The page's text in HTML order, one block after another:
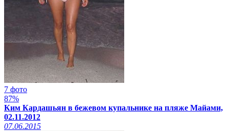
7 фото
87%
Ким Кардашьян в бежевом купальнике на пляже Майами,
02.11.2012
07.06.2015